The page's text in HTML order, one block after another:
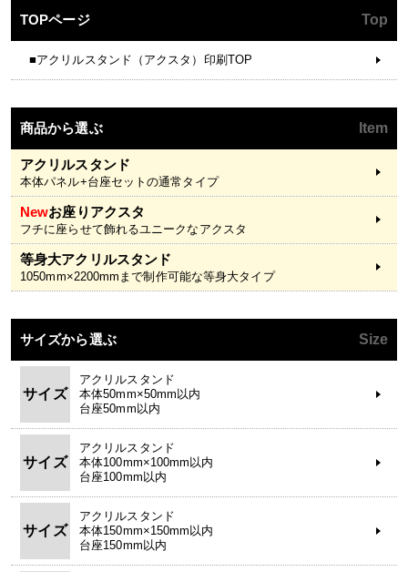
TOPページ Top
■アクリルスタンド（アクスタ）印刷TOP
商品から選ぶ Item
アクリルスタンド
本体パネル+台座セットの通常タイプ
Newお座りアクスタ
フチに座らせて飾れるユニークなアクスタ
等身大アクリルスタンド
1050mm×2200mmまで制作可能な等身大タイプ
サイズから選ぶ Size
サイズ
アクリルスタンド
本体50mm×50mm以内
台座50mm以内
サイズ
アクリルスタンド
本体100mm×100mm以内
台座100mm以内
サイズ
アクリルスタンド
本体150mm×150mm以内
台座150mm以内